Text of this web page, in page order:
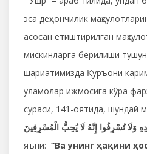
эса деҳқончилик
асосан етиштирилган
мискинларга берилиши
шариатимизда Қуръони
уламолар ижмосига кўра
сураси, 141-оятида, шундай
وَلَا تُسْرِفُوا إِنَّهُ لَا يُحِبُّ الْمُسْرِفِينَ
яъни: “Ва унинг ҳақини